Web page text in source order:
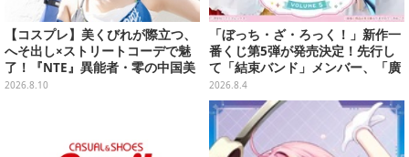
【コスプレ】美くびれが際立つ、
へそ出し×ストリートコーデで魅
了！『NTE』異能者・零の中国美
女レイヤーが美しすぎた【写真10
2026.8.10
「ぼっち・ざ・ろっく！」新作一
番くじ第5弾が発売決定！先行し
て「結束バンド」メンバー、「廣
井きくり」のメイド衣装フィギュ
アを公開
2026.8.4